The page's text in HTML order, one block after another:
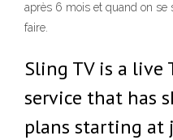
après 6 mois et quand on se
faire.
Sling TV is a live
service that has
plans starting at